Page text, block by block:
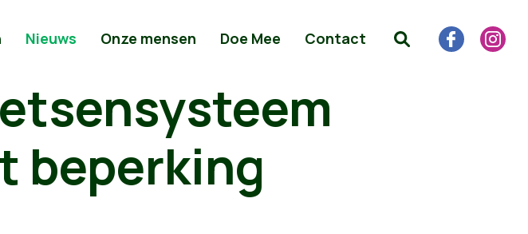
Nieuws Onze mensen Doe Mee Contact
beperking